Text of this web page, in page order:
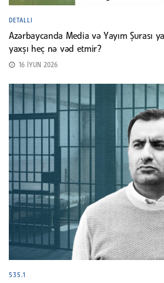
DETALLI
Azərbaycanda Media və Yayım Şurası
yaxşı heç nə vəd etmir?
16 İYUN 2026
535.1